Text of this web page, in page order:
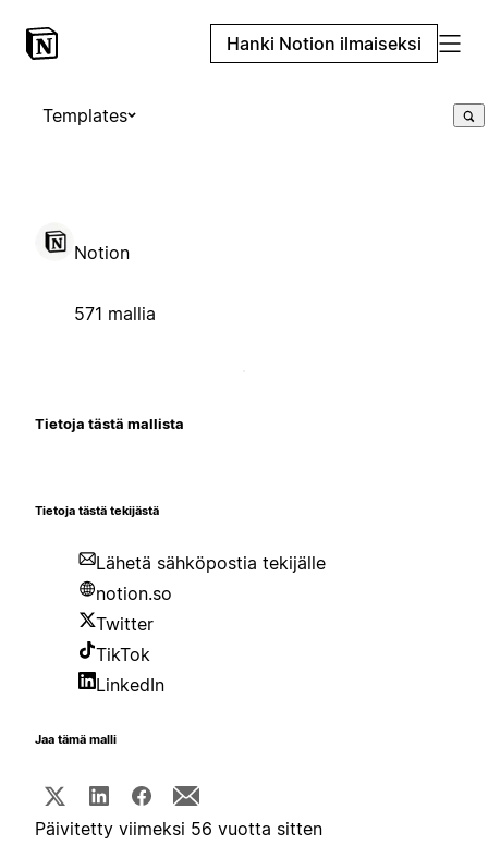
Hanki Notion ilmaiseksi
Templates
Notion
571 mallia
Tietoja tästä mallista
Tietoja tästä tekijästä
Lähetä sähköpostia tekijälle
notion.so
Twitter
TikTok
LinkedIn
Jaa tämä malli
Päivitetty viimeksi 56 vuotta sitten